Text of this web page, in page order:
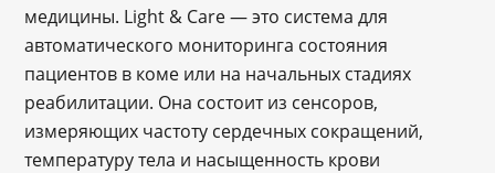
медицины. Light & Care — это система для
автоматического мониторинга состояния
пациентов в коме или на начальных стадиях
реабилитации. Она состоит из сенсоров,
измеряющих частоту сердечных сокращений,
температуру тела и насыщенность крови